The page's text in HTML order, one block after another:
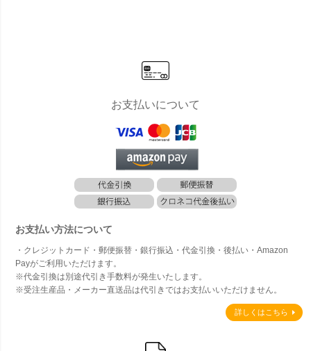
お支払いについて
お支払い方法について
・クレジットカード・郵便振替・銀行振込・代金引換・後払い・Amazon
Payがご利用いただけます。
※代金引換は別途代引き手数料が発生いたします。
※受注生産品・メーカー直送品は代引きではお支払いいただけません。
詳しくはこちら